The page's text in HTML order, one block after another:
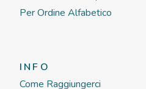
Per Ordine Alfabetico
INFO
Come Raggiungerci